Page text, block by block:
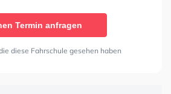
Termin anfragen
diese Fahrschule gesehen haben